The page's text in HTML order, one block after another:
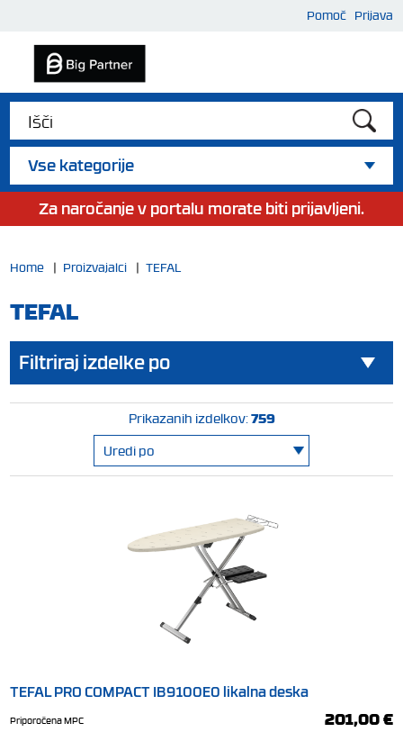
Pomoč Prijava
Vse kategorije
Za naročanje v portalu morate biti prijavljeni.
Home | Proizvajalci | TEFAL
TEFAL
Filtriraj izdelke po
Prikazanih izdelkov:759
TEFAL PRO COMPACT IB9100E0 likalna deska
Priporočena MPC 201,00 €